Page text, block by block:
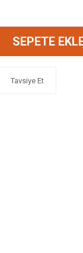
SEPETE
Tavsiye Et